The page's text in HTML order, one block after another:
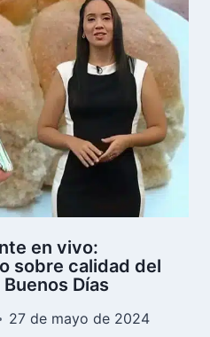
en vivo:
sobre calidad del
Días
27 de mayo de 2024